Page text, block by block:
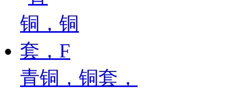
青铜，铜套，